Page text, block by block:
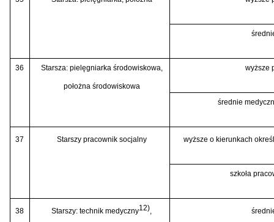
36 Starsza: pielęgniarka środowiskowa,
położna środowiskowa
wyższe
średnie
37 Starszy pracownik socjalny wyższe o kierunkach
szkoła
38 Starszy: technik medyczny12),